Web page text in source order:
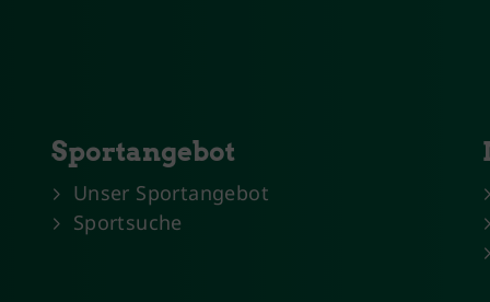
Sportangebot
Unser Sportangebot
Sportsuche